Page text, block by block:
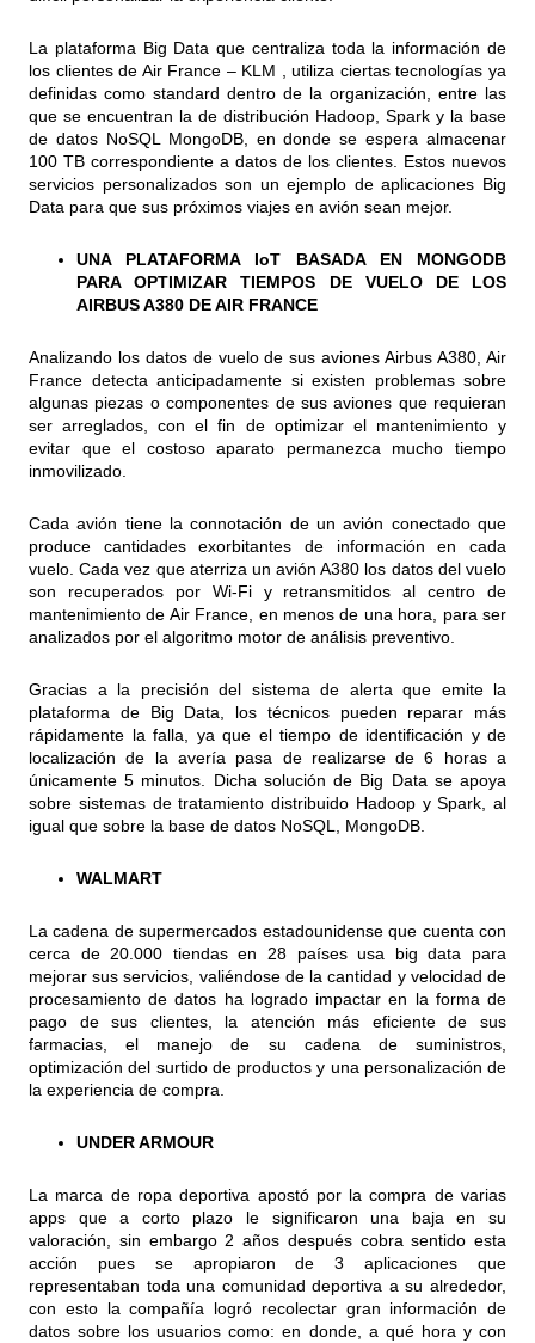
La plataforma Big Data que centraliza toda la información de
los clientes de Air France – KLM , utiliza ciertas tecnologías ya
definidas como standard dentro de la organización, entre las
que se encuentran la de distribución Hadoop, Spark y la base
de datos NoSQL MongoDB, en donde se espera almacenar
100 TB correspondiente a datos de los clientes. Estos nuevos
servicios personalizados son un ejemplo de aplicaciones Big
Data para que sus próximos viajes en avión sean mejor.
UNA PLATAFORMA IoT BASADA EN MONGODB
PARA OPTIMIZAR TIEMPOS DE VUELO DE LOS
AIRBUS A380 DE AIR FRANCE
Analizando los datos de vuelo de sus aviones Airbus A380, Air
France detecta anticipadamente si existen problemas sobre
algunas piezas o componentes de sus aviones que requieran
ser arreglados, con el fin de optimizar el mantenimiento y
evitar que el costoso aparato permanezca mucho tiempo
inmovilizado.
Cada avión tiene la connotación de un avión conectado que
produce cantidades exorbitantes de información en cada
vuelo. Cada vez que aterriza un avión A380 los datos del vuelo
son recuperados por Wi-Fi y retransmitidos al centro de
mantenimiento de Air France, en menos de una hora, para ser
analizados por el algoritmo motor de análisis preventivo.
Gracias a la precisión del sistema de alerta que emite la
plataforma de Big Data, los técnicos pueden reparar más
rápidamente la falla, ya que el tiempo de identificación y de
localización de la avería pasa de realizarse de 6 horas a
únicamente 5 minutos. Dicha solución de Big Data se apoya
sobre sistemas de tratamiento distribuido Hadoop y Spark, al
igual que sobre la base de datos NoSQL, MongoDB.
WALMART
La cadena de supermercados estadounidense que cuenta con
cerca de 20.000 tiendas en 28 países usa big data para
mejorar sus servicios, valiéndose de la cantidad y velocidad de
procesamiento de datos ha logrado impactar en la forma de
pago de sus clientes, la atención más eficiente de sus
farmacias, el manejo de su cadena de suministros,
optimización del surtido de productos y una personalización de
la experiencia de compra.
UNDER ARMOUR
La marca de ropa deportiva apostó por la compra de varias
apps que a corto plazo le significaron una baja en su
valoración, sin embargo 2 años después cobra sentido esta
acción pues se apropiaron de 3 aplicaciones que
representaban toda una comunidad deportiva a su alrededor,
con esto la compañía logró recolectar gran información de
datos sobre los usuarios como: en donde, a qué hora y con